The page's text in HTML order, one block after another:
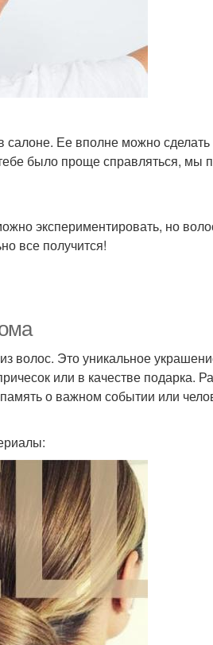
салоне. Ее вполне можно
было проще справляться, мы
экспериментировать, но
все получится!
волос. Это уникальное
или в качестве подарка.
о важном событии или